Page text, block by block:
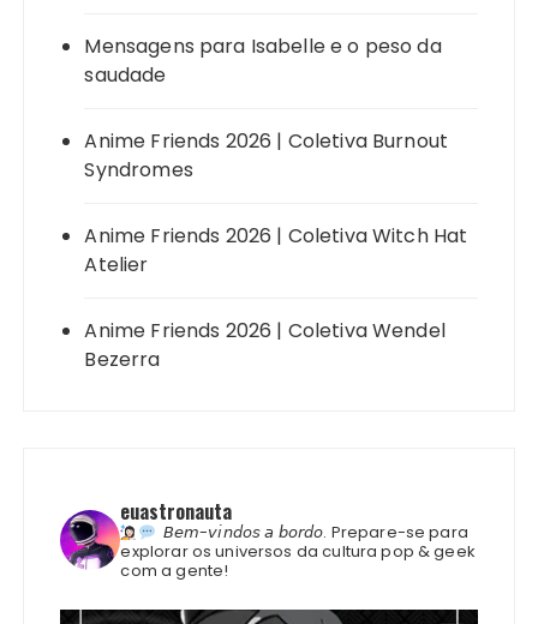
Mensagens para Isabelle e o peso da
saudade
Anime Friends 2026 | Coletiva Burnout
Syndromes
Anime Friends 2026 | Coletiva Witch Hat
Atelier
Anime Friends 2026 | Coletiva Wendel
Bezerra
euastronauta
𝘉𝘦𝘮-𝘷𝘪𝘯𝘥𝘰𝘴 𝘢 𝘣𝘰𝘳𝘥𝘰. Prepare-se para
explorar os universos da cultura pop & geek
com a gente!